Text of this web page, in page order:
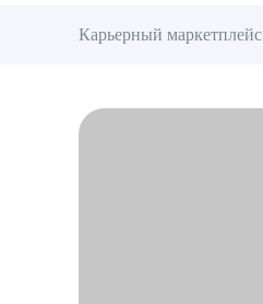
Карьерный маркетплейс